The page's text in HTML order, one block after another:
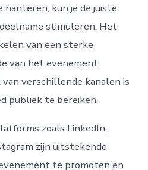
kun je de juiste
stimuleren. Het
van een sterke
van het evenement
verschillende kanalen is
publiek te bereiken.
zoals LinkedIn,
zijn uitstekende
te promoten en